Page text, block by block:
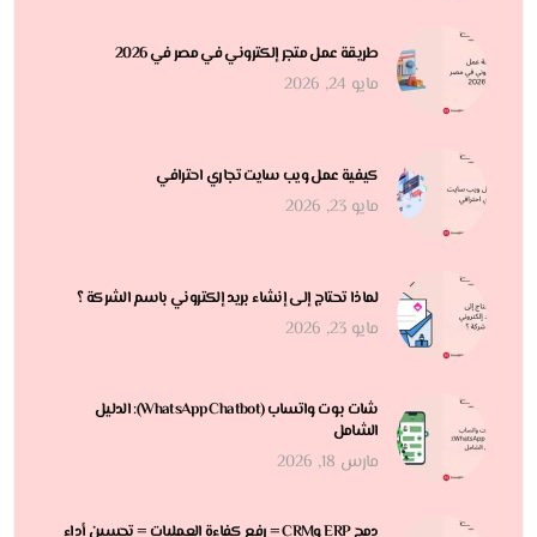
طريقة عمل متجر إلكتروني في مصر في 2026
مايو 24, 2026
كيفية عمل ويب سايت تجاري احترافي
مايو 23, 2026
لماذا تحتاج إلى إنشاء بريد إلكتروني باسم الشركة ؟
مايو 23, 2026
شات بوت واتساب (WhatsApp Chatbot): الدليل
الشامل
مارس 18, 2026